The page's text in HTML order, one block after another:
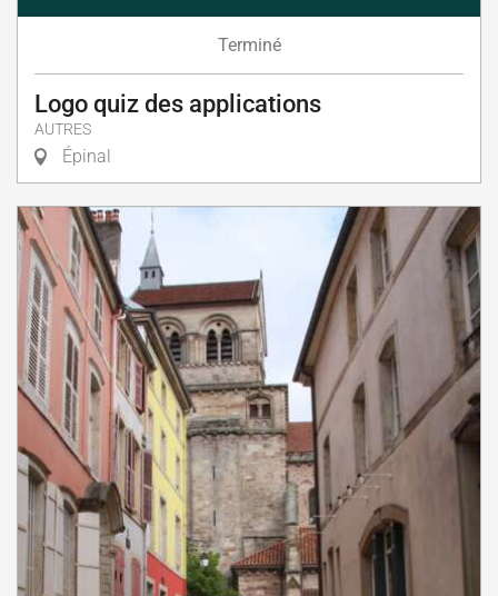
Terminé
Logo quiz des applications
AUTRES
Épinal